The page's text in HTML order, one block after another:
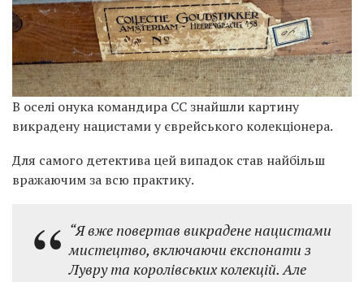
В оселі онука командира СС знайшли картину
викрадену нацистами у єврейського колекціонера.
Для самого детектива цей випадок став найбільш
вражаючим за всю практику.
“Я вже повертав викрадене нацистами
мистецтво, включаючи експонати з
Лувру та королівських колекцій. Але